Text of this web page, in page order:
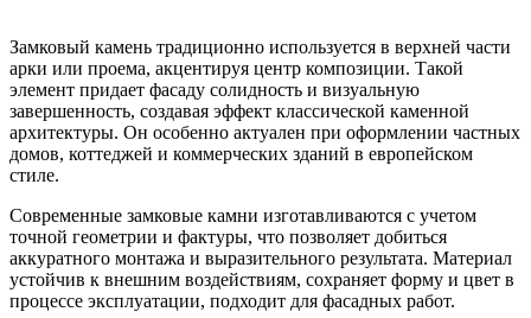
Замковый камень традиционно используется в верхней части
арки или проема, акцентируя центр композиции. Такой
элемент придает фасаду солидность и визуальную
завершенность, создавая эффект классической каменной
архитектуры. Он особенно актуален при оформлении частных
домов, коттеджей и коммерческих зданий в европейском
стиле.
Современные замковые камни изготавливаются с учетом
точной геометрии и фактуры, что позволяет добиться
аккуратного монтажа и выразительного результата. Материал
устойчив к внешним воздействиям, сохраняет форму и цвет в
процессе эксплуатации, подходит для фасадных работ.